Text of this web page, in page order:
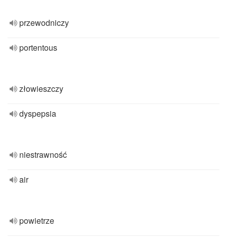
przewodniczy
portentous
złowieszczy
dyspepsia
niestrawność
air
powietrze